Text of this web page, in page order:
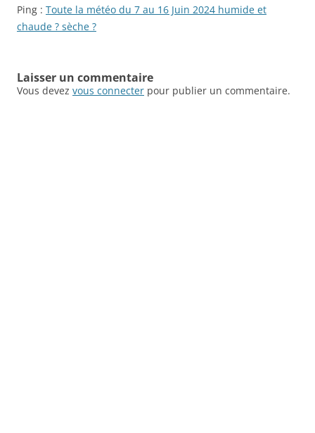
Ping : Toute la météo du 7 au 16 Juin 2024 humide et
chaude ? sèche ?
Laisser un commentaire
Vous devez vous connecter pour publier un commentaire.